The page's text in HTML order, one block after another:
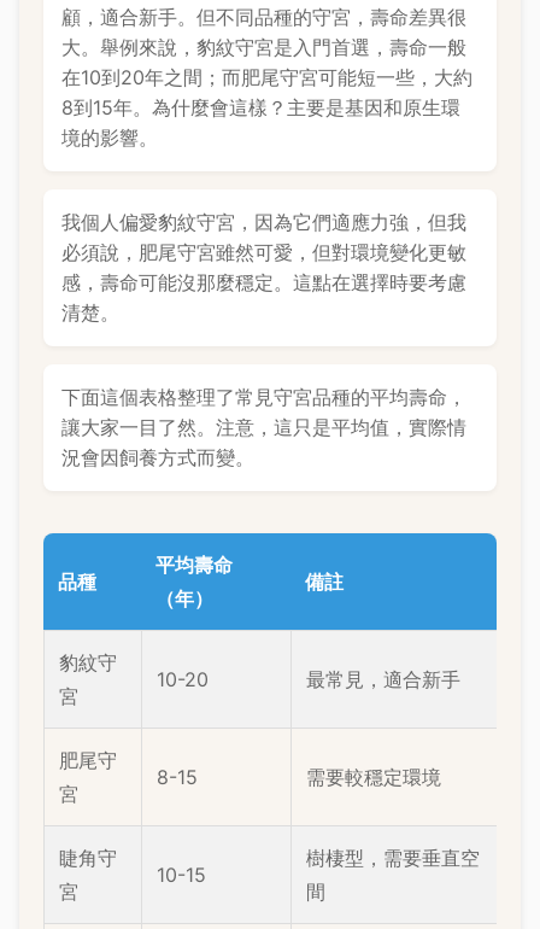
顧，適合新手。但不同品種的守宮，壽命差異很
大。舉例來說，豹紋守宮是入門首選，壽命一般
在10到20年之間；而肥尾守宮可能短一些，大約
8到15年。為什麼會這樣？主要是基因和原生環
境的影響。
我個人偏愛豹紋守宮，因為它們適應力強，但我
必須說，肥尾守宮雖然可愛，但對環境變化更敏
感，壽命可能沒那麼穩定。這點在選擇時要考慮
清楚。
下面這個表格整理了常見守宮品種的平均壽命，
讓大家一目了然。注意，這只是平均值，實際情
況會因飼養方式而變。
品種
平均壽命
（年）
備註
豹紋守
宮
10-20 最常見，適合新手
肥尾守
宮
8-15 需要較穩定環境
睫角守
宮
10-15
樹棲型，需要垂直空
間